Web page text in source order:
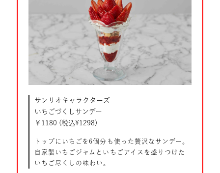
サンリオキャラクターズ
いちごづくしサンデー
￥1180 (税込¥1298)
トップにいちごを6個分も使った贅沢なサンデー。
自家製いちごジャムといちごアイスを盛りつけた
いちご尽くしの味わい。